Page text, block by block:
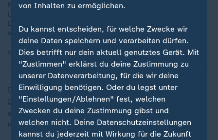
Bund und Länder verstärken ihre Maßnahmen zur Abwehr von
Drohnen. Speziell ausgebildete Kräfte sollen feindliche
Drohnen erkennen, abfangen und kritische Infrastruktur
schützen.
02.12.2025 | 2:51 min
Dafür besuchte BundesinnenministerAlexander
Dobrindt(CSU) die Veranstaltung. Gerade im Hinblick
auf die hybride Bedrohungslage sei eine solche
Kompetenz wichtig, so Dobrindt.
von Inhalten zu ermöglichen.
Du kannst entscheiden, für welche Zwecke wir
deine Daten speichern und verarbeiten dürfen.
Dies betrifft nur dein aktuell genutztes Gerät. Mit
"Zustimmen" erklärst du deine Zustimmung zu
unserer Datenverarbeitung, für die wir deine
Einwilligung benötigen. Oder du legst unter
"Einstellungen/Ablehnen" fest, welchen
Zwecken du deine Zustimmung gibst und
welchen nicht. Deine Datenschutzeinstellungen
kannst du jederzeit mit Wirkung für die Zukunft